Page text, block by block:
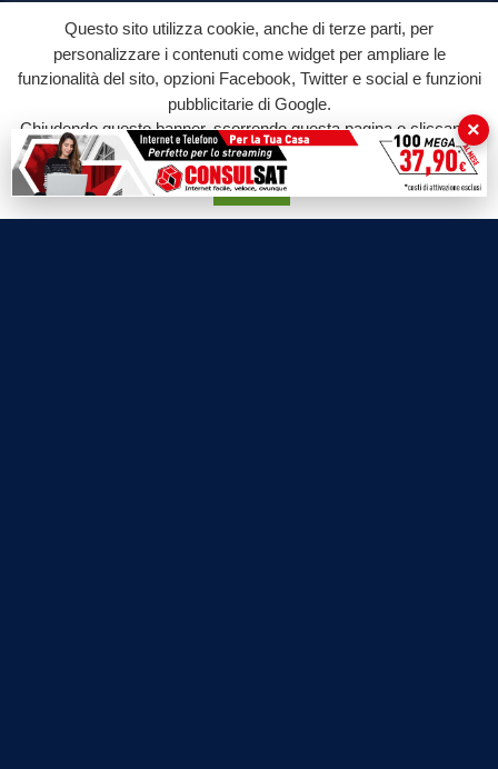
L’Orlando Curioso
Labnews
Le Voci del Parco
Parliamo di…
Questo sito utilizza cookie, anche di terze parti, per
personalizzare i contenuti come widget per ampliare le
funzionalità del sito, opzioni Facebook, Twitter e social e funzioni
pubblicitarie di Google.
Chiudendo questo banner, scorrendo questa pagina o cliccando
su qualunque suo elemento acconsenti all'uso dei cookie.
Accetta
×